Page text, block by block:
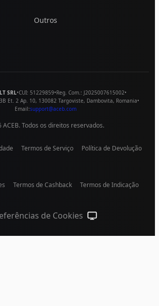
Outros
SRL•CUI: 51229859•Reg. Com.: J2025007615002•
Et. 2 Ap. 10, 130082 Targoviste, Dambovita, Romania•
Email:support@aceb.com
ACEB. Todos os direitos reservados.
Termos de Serviço Política de Devolução
Termos de Cashback Termos de Indicação
de Cookies Tema do sistema